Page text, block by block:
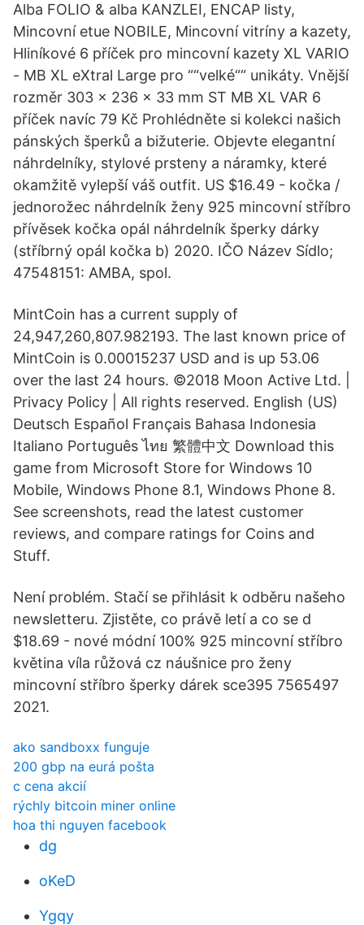
Alba FOLIO & alba KANZLEI, ENCAP listy,
Mincovní etue NOBILE, Mincovní vitríny a kazety,
Hliníkové 6 příček pro mincovní kazety XL VARIO
- MB XL eXtral Large pro ““velké““ unikáty. Vnější
rozměr 303 x 236 x 33 mm ST MB XL VAR 6
příček navíc 79 Kč Prohlédněte si kolekci našich
pánských šperků a bižuterie. Objevte elegantní
náhrdelníky, stylové prsteny a náramky, které
okamžitě vylepší váš outfit. US $16.49 - kočka /
jednorožec náhrdelník ženy 925 mincovní stříbro
přívěsek kočka opál náhrdelník šperky dárky
(stříbrný opál kočka b) 2020. IČO Název Sídlo;
47548151: AMBA, spol.
MintCoin has a current supply of
24,947,260,807.982193. The last known price of
MintCoin is 0.00015237 USD and is up 53.06
over the last 24 hours. ©2018 Moon Active Ltd. |
Privacy Policy | All rights reserved. English (US)
Deutsch Español Français Bahasa Indonesia
Italiano Português ไทย 繁體中文 Download this
game from Microsoft Store for Windows 10
Mobile, Windows Phone 8.1, Windows Phone 8.
See screenshots, read the latest customer
reviews, and compare ratings for Coins and
Stuff.
Není problém. Stačí se přihlásit k odběru našeho
newsletteru. Zjistěte, co právě letí a co se d
$18.69 - nové módní 100% 925 mincovní stříbro
květina víla růžová cz náušnice pro ženy
mincovní stříbro šperky dárek sce395 7565497
2021.
ako sandboxx funguje
200 gbp na eurá pošta
c cena akcií
rýchly bitcoin miner online
hoa thi nguyen facebook
dg
oKeD
Ygqy